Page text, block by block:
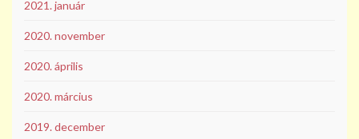
2021. január
2020. november
2020. április
2020. március
2019. december